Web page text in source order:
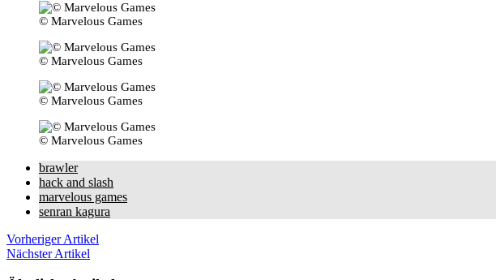
© Marvelous Games
© Marvelous Games
© Marvelous Games
© Marvelous Games
brawler
hack and slash
marvelous games
senran kagura
Vorheriger Artikel
Nächster Artikel